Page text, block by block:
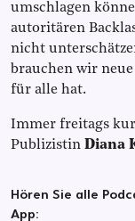
umschlagen
autoritären
nicht
brauchen wir
für alle hat.
Immer freitags
Publizistin Diana
Hören Sie alle
App: